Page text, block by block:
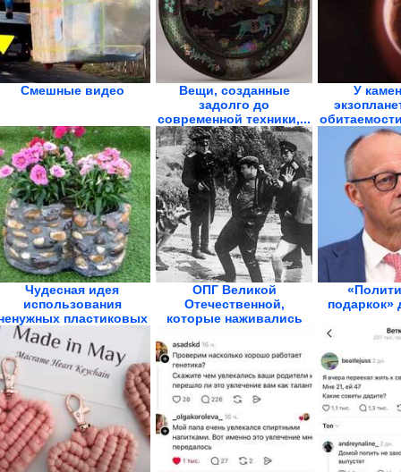
Смешные видео
Вещи, созданные
задолго до
современной техники,...
У
Чудесная идея
использования
пластиковых
бутылок
ОПГ Великой
Отечественной,
которые наживались
подаркок»